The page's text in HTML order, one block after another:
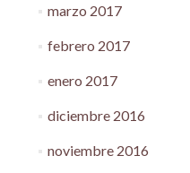
marzo 2017
febrero 2017
enero 2017
diciembre 2016
noviembre 2016